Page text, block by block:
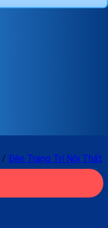
/ Đèn Trang Trí Nội Thất